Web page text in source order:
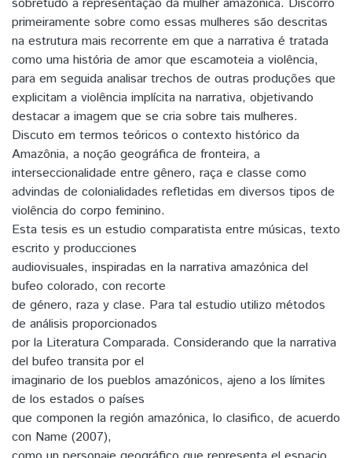
primeiramente sobre como essas mulheres são descritas
na estrutura mais recorrente em que a narrativa é tratada
como uma história de amor que escamoteia a violência,
para em seguida analisar trechos de outras produções que
explicitam a violência implícita na narrativa, objetivando
destacar a imagem que se cria sobre tais mulheres.
Discuto em termos teóricos o contexto histórico da
Amazônia, a noção geográfica de fronteira, a
interseccionalidade entre gênero, raça e classe como
advindas de colonialidades refletidas em diversos tipos de
violência do corpo feminino.
Esta tesis es un estudio comparatista entre músicas, texto
escrito y producciones
audiovisuales, inspiradas en la narrativa amazónica del
bufeo colorado, con recorte
de género, raza y clase. Para tal estudio utilizo métodos
de análisis proporcionados
por la Literatura Comparada. Considerando que la narrativa
del bufeo transita por el
imaginario de los pueblos amazónicos, ajeno a los límites
de los estados o países
que componen la región amazónica, lo clasifico, de acuerdo
con Name (2007),